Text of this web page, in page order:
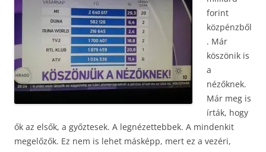
forint
közpénzből
. Már
köszönik is
a
nézőknek.
Már meg is
írták, hogy
ők az elsők, a győztesek. A legnézettebbek. A mindenkit
megelőzők. Ez nem is lehet másképp, mert ez a vezéri,